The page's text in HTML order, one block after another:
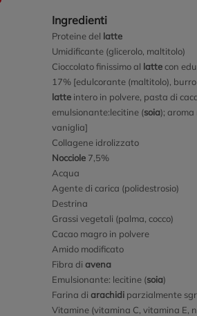
Ingredienti
Proteine del latte
Umidificante (glicerolo, maltitolo)
Cioccolato finissimo al lattecon
17% [edulcorante (maltitolo), burro
latte intero in polvere, pasta di
emulsionante:lecitine (soia);
vaniglia]
Collagene idrolizzato
Nocciole 7,5%
Acqua
Agente di carica (polidestrosio)
Destrina
Grassi vegetali (palma, cocco)
Cacao magro in polvere
Amido modificato
Fibra diavena
Emulsionante: lecitine (soia)
Farina diarachidi parzialmente
Vitamine (vitamina C, vitamina E,